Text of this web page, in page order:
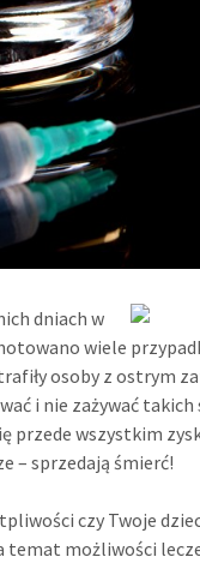
dniach w
wiele
osoby z ostrym
i nie zażywać
przede wszystkim
– sprzedają śmierć!
czy Twoje
temat możliwości